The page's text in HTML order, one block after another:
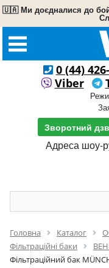
🇺🇦 Ми доєдналися до
0 (44)
Viber
Зворотний
Адреса шоу-
Головна Каталог
Фільтраційні баки
Фільтраційний бак